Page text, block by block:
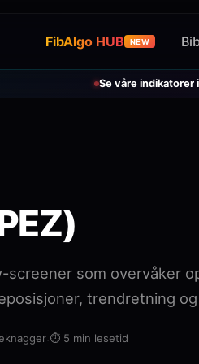
FibAlgo HUB NEW
Se våre indikatorer
screener som overvåker
trendretning
·⏱️ 5 min lesetid